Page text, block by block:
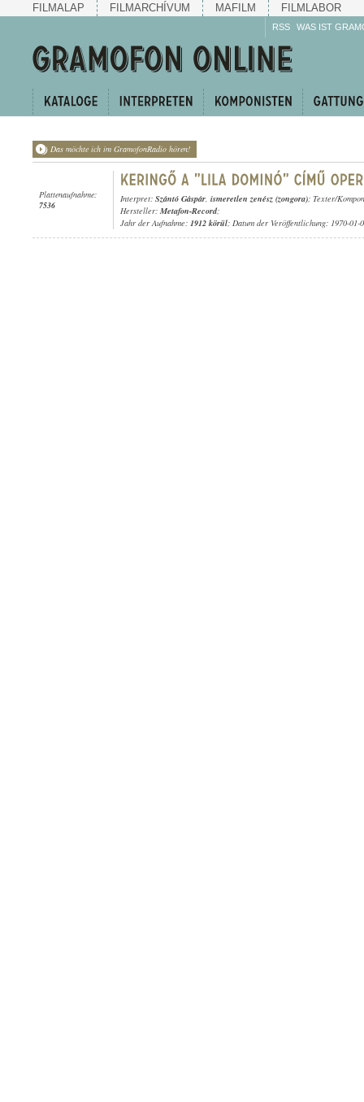
FILMALAP FILMARCHÍVUM MAFILM FILMLABOR
RSS WAS IST
Das möchte ich im GramofonRadio hören!
Plattenaufnahme:
7536
Interpret: Szántó Gáspár, ismeretlen zenész (zongora); Texter/
Hersteller: Metafon-Record;
Jahr der Aufnahme: 1912 körül; Datum der Veröffentlichung: 1970-01-